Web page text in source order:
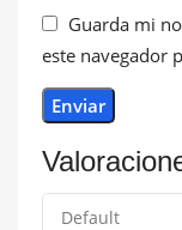
Guarda mi
este navegador